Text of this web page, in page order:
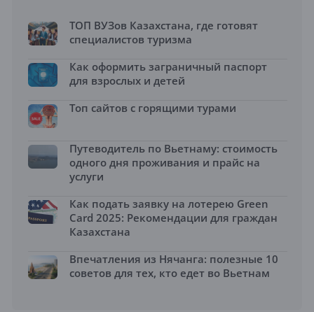
ТОП ВУЗов Казахстана, где готовят
специалистов туризма
Как оформить заграничный паспорт
для взрослых и детей
Топ сайтов с горящими турами
Путеводитель по Вьетнаму: стоимость
одного дня проживания и прайс на
услуги
Как подать заявку на лотерею Green
Card 2025: Рекомендации для граждан
Казахстана
Впечатления из Нячанга: полезные 10
советов для тех, кто едет во Вьетнам